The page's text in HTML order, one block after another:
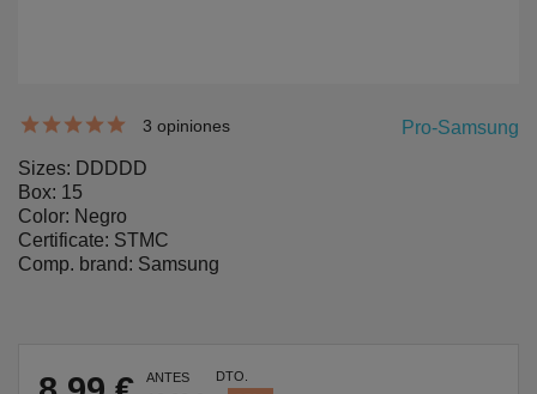
3 opiniones Pro-Samsung
Sizes: DDDDD
Box: 15
Color: Negro
Certificate: STMC
Comp. brand: Samsung
ANTES DTO.